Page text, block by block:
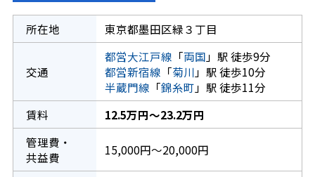
所在地 東京都墨田区緑３丁目
交通
都営大江戸線 「両国 」駅 徒歩9分
都営新宿線 「菊川 」駅 徒歩10分
半蔵門線 「錦糸町 」駅 徒歩11分
賃料
12.5万円～23.2万円
管理費・
共益費
15,000円～20,000円